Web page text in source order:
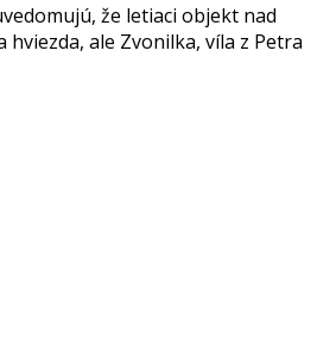
že letiaci objekt nad
hviezda, ale Zvonilka, víla z Petra